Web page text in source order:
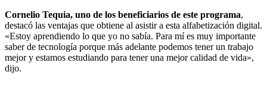
Cornelio Tequia, uno de los beneficiarios de este programa,
destacó las ventajas que obtiene al asistir a esta alfabetización digital.
«Estoy aprendiendo lo que yo no sabía. Para mí es muy importante
saber de tecnología porque más adelante podemos tener un trabajo
mejor y estamos estudiando para tener una mejor calidad de vida»,
dijo.